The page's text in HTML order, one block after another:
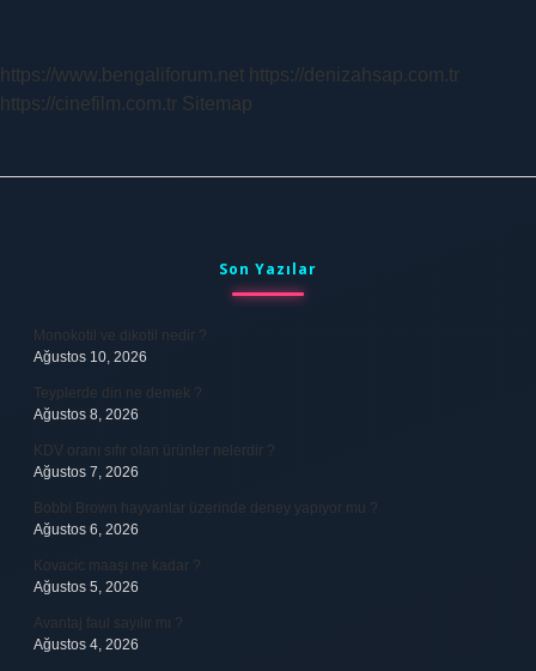
https://www.bengaliforum.net https://denizahsap.com.tr
https://cinefilm.com.tr Sitemap
Son Yazılar
Monokotil ve dikotil nedir ?
Ağustos 10, 2026
Teyplerde din ne demek ?
Ağustos 8, 2026
KDV oranı sıfır olan ürünler nelerdir ?
Ağustos 7, 2026
Bobbi Brown hayvanlar üzerinde deney yapıyor mu ?
Ağustos 6, 2026
Kovacic maaşı ne kadar ?
Ağustos 5, 2026
Avantaj faul sayılır mı ?
Ağustos 4, 2026